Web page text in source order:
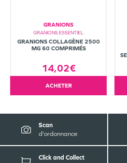
GRANIONS
GRANIONS ESSENTIEL
GRANIONS COLLAGÈNE 2500
MG 60 COMPRIMÉS
14,02€
ACHETER
Scan
d'ordonnance
Click and Collect